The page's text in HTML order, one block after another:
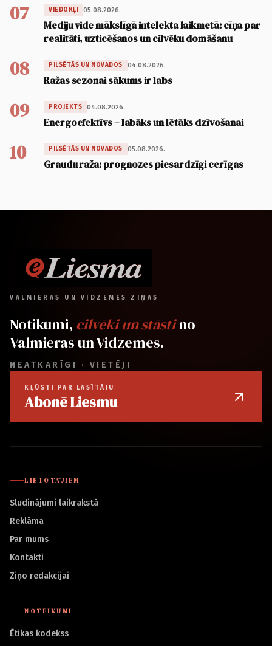
07 VIEDOKĻI 05.08.2026.
Mediju vide mākslīgā intelekta laikmetā: cīņa par
realitāti, uzticēšanos un cilvēku domāšanu
08 PILSĒTĀS UN NOVADOS 04.08.2026.
Ražas sezonai sākums ir labs
09 PROJEKTS 04.08.2026.
Energoefektīvs – labāks un lētāks dzīvošanai
10 PILSĒTĀS UN NOVADOS 05.08.2026.
Graudu raža: prognozes piesardzīgi cerīgas
VALMIERAS UN VIDZEMES ZIŅAS
Notikumi, cilvēki un stāstino
Valmieras un Vidzemes.
NEATKARĪGI · VIETĒJI
KĻŪSTI PAR LASĪTĀJU
Abonē Liesmu
LIETOTĀJIEM
Sludinājumi laikrakstā
Reklāma
Par mums
Kontakti
Ziņo redakcijai
NOTEIKUMI
Ētikas kodekss